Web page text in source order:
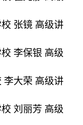
张镜 高级讲
李保银 高级
李大荣 高级讲
刘丽芳 高级